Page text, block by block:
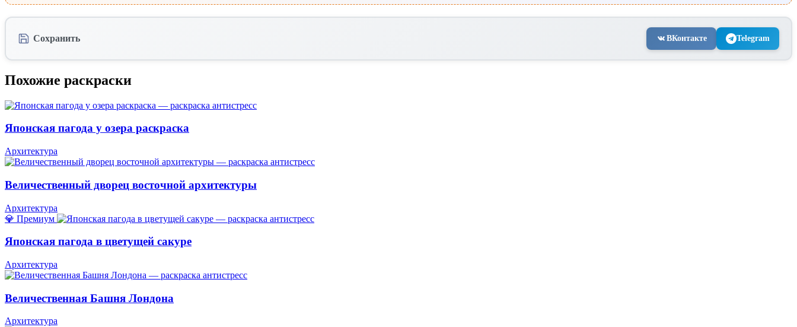
Сохранить ВКонтакте Telegram
Похожие раскраски
Японская пагода у озера раскраска
Архитектура
Величественный дворец восточной архитектуры
Архитектура
💎 Премиум
Японская пагода в цветущей сакуре
Архитектура
Величественная Башня Лондона
Архитектура